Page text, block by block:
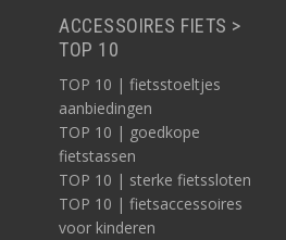
ACCESSOIRES FIETS >
TOP 10
TOP 10 | fietsstoeltjes
aanbiedingen
TOP 10 | goedkope
fietstassen
TOP 10 | sterke fietssloten
TOP 10 | fietsaccessoires
voor kinderen